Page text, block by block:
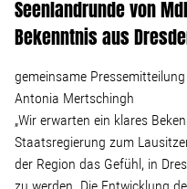
Seenlandrunde von
Bekenntnis aus
gemeinsame
Antonia Mertschingh
„Wir erwarten ein klares
Staatsregierung zum
der Region das Gefühl, in